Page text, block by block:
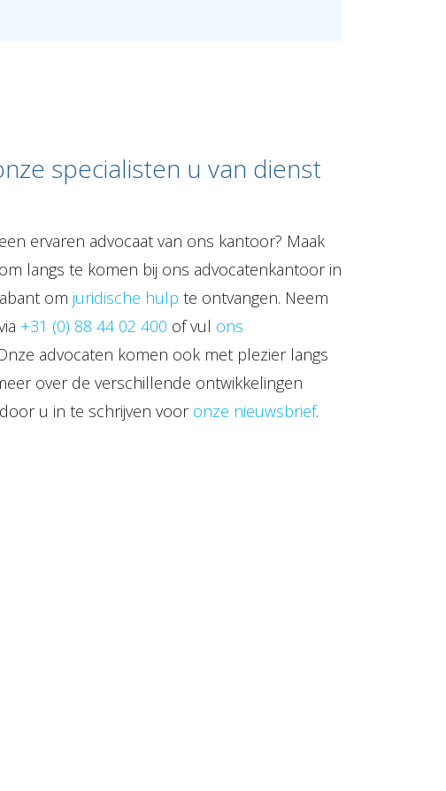
specialisten u van dienst
ervaren advocaat van ons kantoor? Maak
langs te komen bij ons advocatenkantoor in
om juridische hulp te ontvangen. Neem
+31 (0) 88 44 02 400 of vul ons
advocaten komen ook met plezier langs
over de verschillende ontwikkelingen
u in te schrijven voor onze nieuwsbrief.